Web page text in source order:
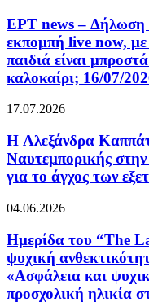
ΕΡΤ news – Δήλωση
εκπομπή live now,
παιδιά είναι
καλοκαίρι; 16/07/
17.07.2026
H Αλεξάνδρα
Ναυτεμπορικής
για το άγχος των
04.06.2026
Ημερίδα του “The
ψυχική
«Ασφάλεια και
προσχολική ηλικία